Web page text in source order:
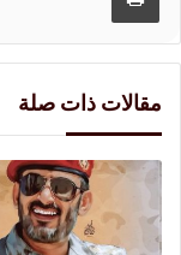
مقالات ذات صلة